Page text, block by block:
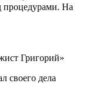
процедурами. На
Григорий»
своего дела